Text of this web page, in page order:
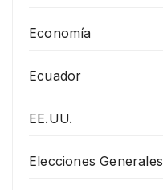
Economía
Ecuador
EE.UU.
Elecciones Generales